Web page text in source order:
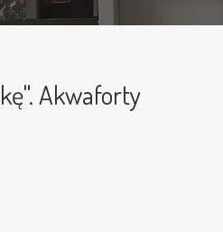
Akwaforty